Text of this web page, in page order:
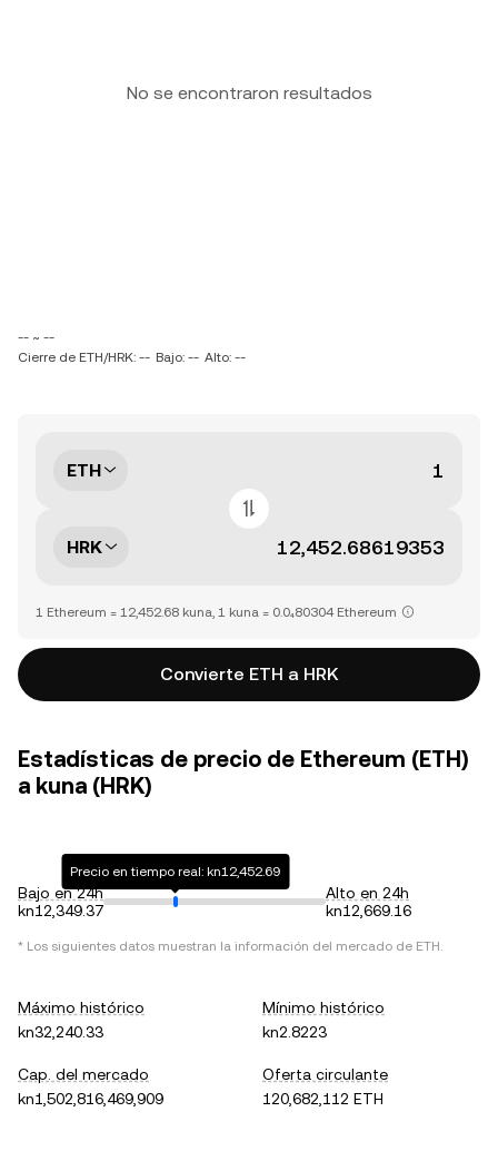
No se encontraron resultados
-- ~ --
Cierre de ETH/HRK: -- Bajo: -- Alto: --
ETH
HRK
1 Ethereum = 12,452.68 kuna, 1 kuna = 0.0₄80304 Ethereum
Convierte ETH a HRK
Estadísticas de precio de Ethereum (ETH)
a kuna (HRK)
Bajo en 24h
kn12,349.37
Precio en tiempo real: kn12,452.69
Alto en 24h
kn12,669.16
* Los siguientes datos muestran la información del mercado de ETH.
Máximo histórico
kn32,240.33
Mínimo histórico
kn2.8223
Cap. del mercado
kn1,502,816,469,909
Oferta circulante
120,682,112 ETH